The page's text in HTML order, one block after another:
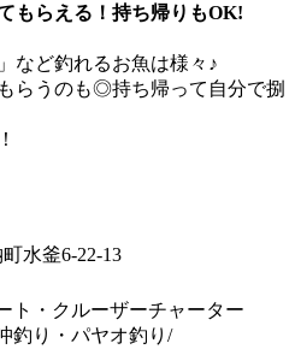
もらえる！持ち帰りもOK!
など釣れるお魚は様々♪
らうのも◎持ち帰って自分で捌
水釜6-22-13
ト・クルーザーチャーター
釣り・パヤオ釣り/